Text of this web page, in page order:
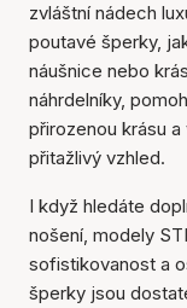
zvláštní nádech
poutavé šperky,
náušnice nebo
náhrdelníky,
přirozenou krásu
přitažlivý vzhled.
I když hledáte
nošení, modely
sofistikovanost a
šperky jsou